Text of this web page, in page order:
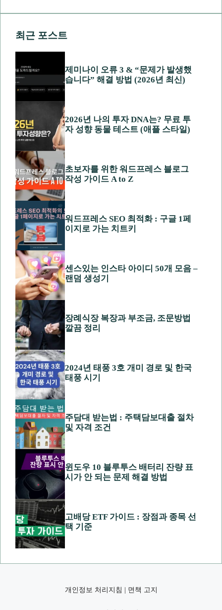
최근 포스트
제미나이 오류 3 & “문제가 발생했
습니다” 해결 방법 (2026년 최신)
2026년 나의 투자 DNA는? 무료 투
자 성향 동물 테스트 (애플 스타일)
초보자를 위한 워드프레스 블로그
작성 가이드 A to Z
워드프레스 SEO 최적화 : 구글 1페
이지로 가는 치트키
센스있는 인스타 아이디 50개 모음 –
랜덤 생성기
장례식장 복장과 부조금, 조문방법
깔끔 정리
2024년 태풍 3호 개미 경로 및 한국
태풍 시기
주담대 받는법 : 주택담보대출 절차
및 자격 조건
윈도우 10 블루투스 배터리 잔량 표
시가 안 되는 문제 해결 방법
고배당 ETF 가이드 : 장점과 종목 선
택 기준
개인정보 처리지침 | 면책 고지